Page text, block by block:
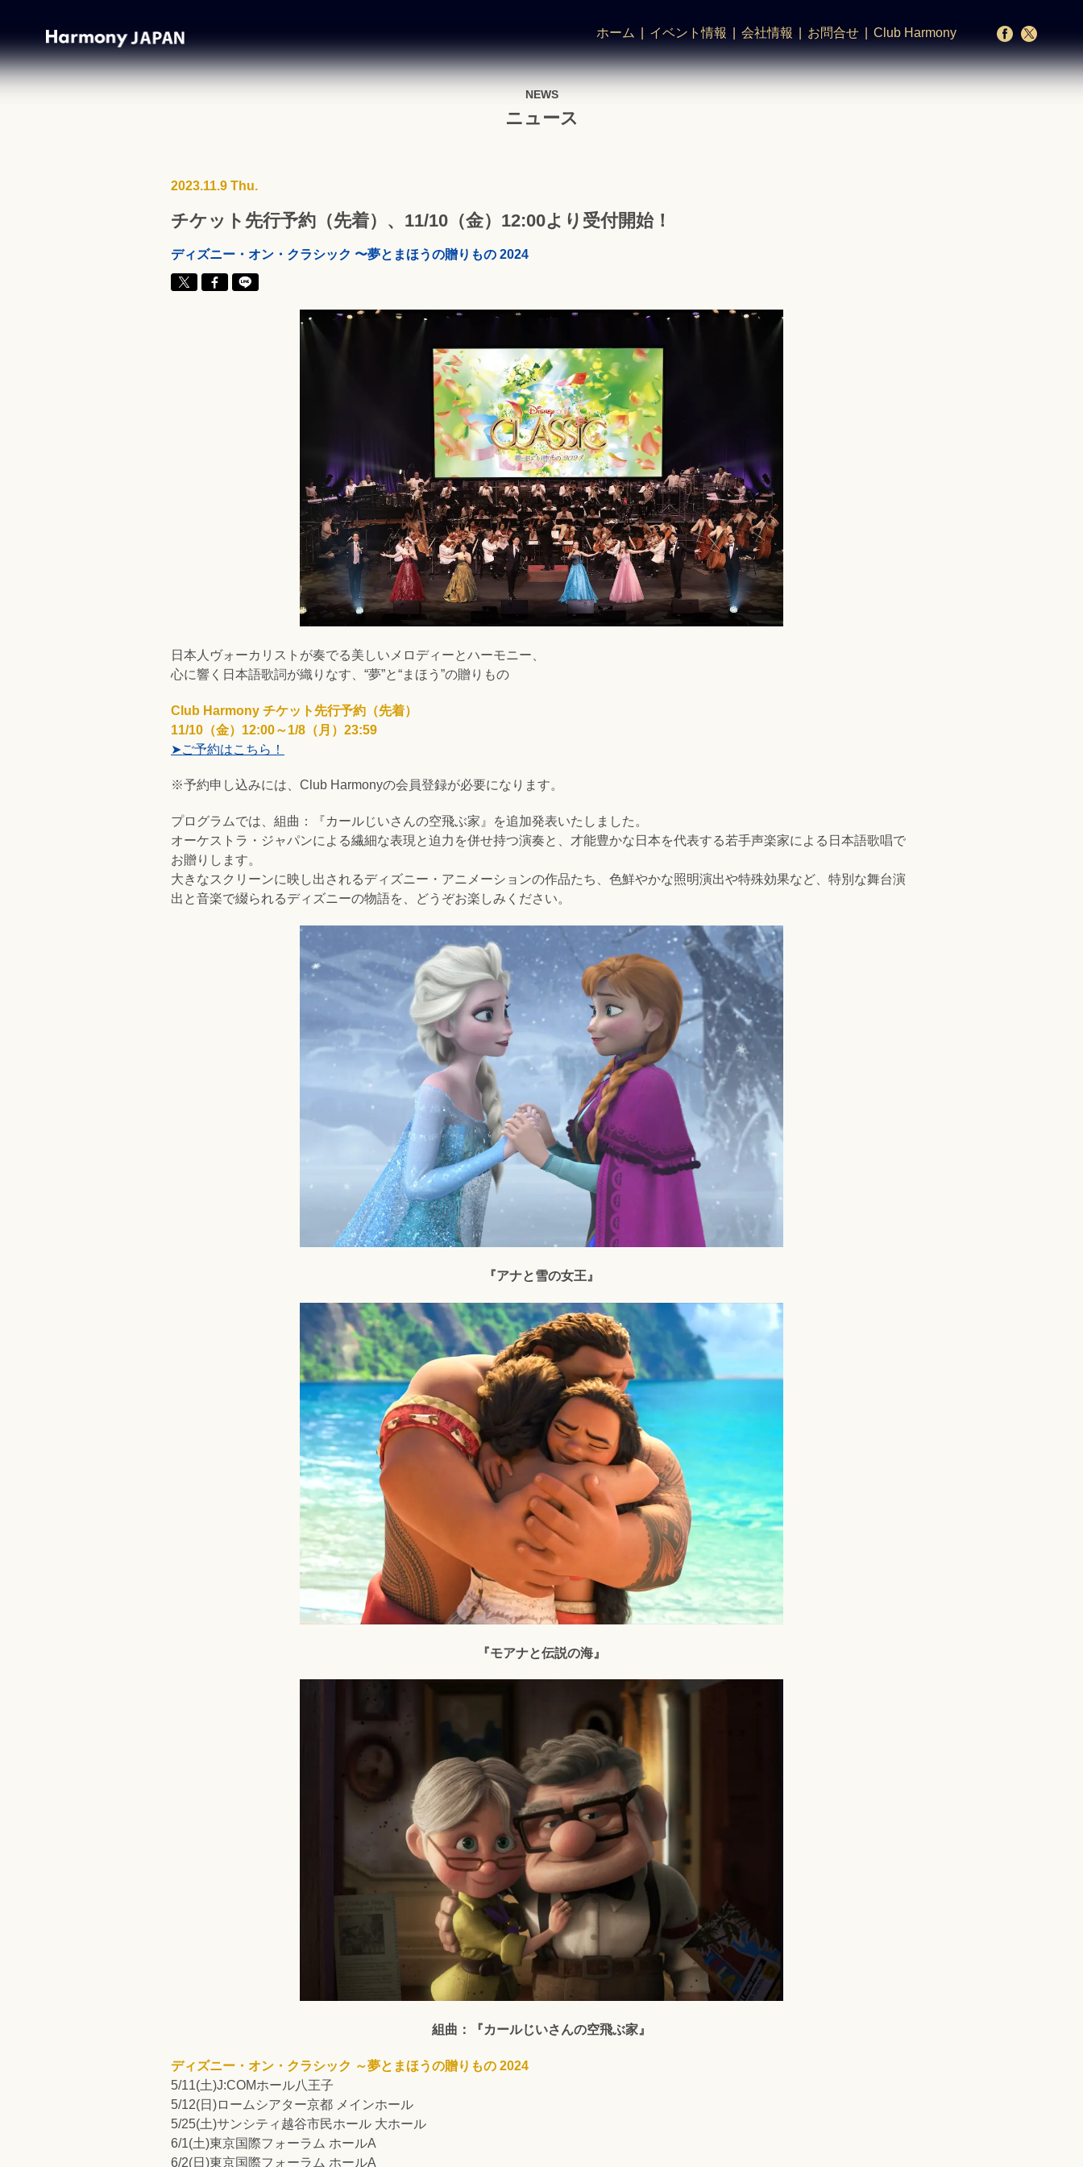
ホーム イベント情報 会社情報 お問合せ Club Harmony
NEWS
ニュース
2023.11.9 Thu.
チケット先行予約（先着）、11/10（金）12:00より受付開始！
ディズニー・オン・クラシック 〜夢とまほうの贈りもの 2024
日本人ヴォーカリストが奏でる美しいメロディーとハーモニー、
心に響く日本語歌詞が織りなす、“夢”と“まほう”の贈りもの
Club Harmony チケット先行予約（先着）
11/10（金）12:00～1/8（月） 23:59
➤ご予約はこちら！
※予約申し込みには、Club Harmonyの会員登録が必要になります。
プログラムでは、組曲：『カールじいさんの空飛ぶ家』を追加発表いたしました。
オーケストラ・ジャパンによる繊細な表現と迫力を併せ持つ演奏と、才能豊かな日本を代表する若手声楽家による日本語歌唱で
お贈りします。
大きなスクリーンに映し出されるディズニー・アニメーションの作品たち、色鮮やかな照明演出や特殊効果など、特別な舞台演
出と音楽で綴られるディズニーの物語を、どうぞお楽しみください。
『アナと雪の女王』
『モアナと伝説の海』
組曲：『カールじいさんの空飛ぶ家』
ディズニー・オン・クラシック ～夢とまほうの贈りもの 2024
5/11(土)J:COMホール八王子
5/12(日)ロームシアター京都 メインホール
5/25(土)サンシティ越谷市民ホール 大ホール
6/1(土)東京国際フォーラム ホールA
6/2(日)東京国際フォーラム ホールA